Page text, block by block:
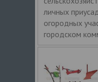
личных
огородных
городском